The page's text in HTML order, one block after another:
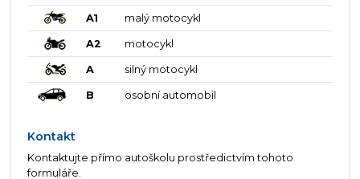
A1 malý motocykl
A2 motocykl
A silný motocykl
B osobní automobil
Kontakt
Kontaktujte přímo autoškolu prostředictvím tohoto
formuláře.